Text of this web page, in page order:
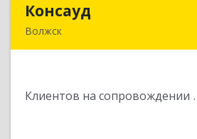
Консауд
Волжск
Клиентов на сопровождении